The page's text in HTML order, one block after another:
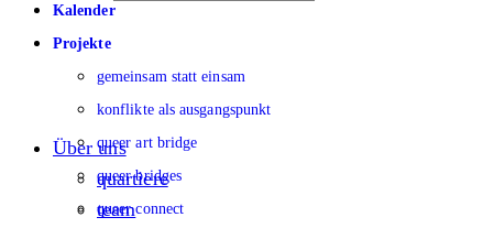
Kalender
Projekte
gemeinsam statt einsam
konflikte als ausgangspunkt
queer art bridge
queer bridges
queer connect
Über uns
quartiere
team